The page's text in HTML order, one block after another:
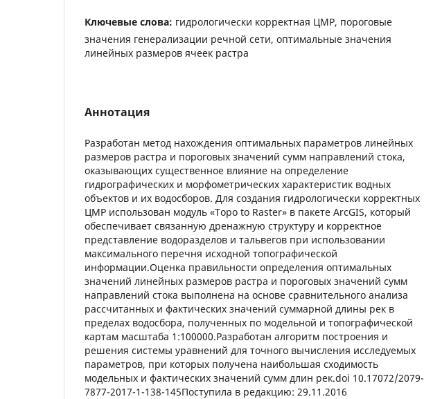
Ключевые слова: гидрологически корректная ЦМР, пороговые
значения генерализации речной сети, оптимальные значения
линейных размеров ячеек растра
Аннотация
Разработан метод нахождения оптимальных параметров линейных
размеров растра и пороговых значений сумм направлений стока,
оказывающих существенное влияние на определение
гидрографических и морфометрических характеристик водных
объектов и их водосборов. Для создания гидрологически корректных
ЦМР использован модуль «Topo to Raster» в пакете ArcGIS, который
обеспечивает связанную дренажную структуру и корректное
представление водоразделов и тальвегов при использовании
максимального перечня исходной топографической
информации.Оценка правильности определения оптимальных
значений линейных размеров растра и пороговых значений сумм
направлений стока выполнена на основе сравнительного анализа
рассчитанных и фактических значений суммарной длины рек в
пределах водосбора, полученных по модельной и топографической
картам масштаба 1:100000.Разработан алгоритм построения и
решения системы уравнений для точного вычисления исследуемых
параметров, при которых получена наибольшая сходимость
модельных и фактических значений сумм длин рек.doi 10.17072/2079-
7877-2017-1-138-145Поступила в редакцию: 29.11.2016